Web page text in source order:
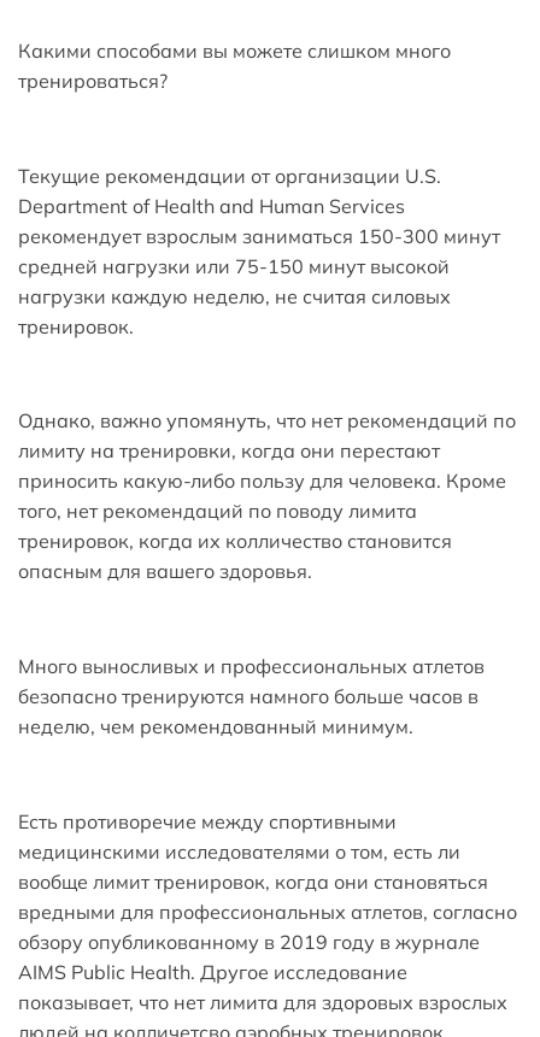
Какими способами вы можете слишком много
тренироваться?
Текущие рекомендации от организации U.S.
Department of Health and Human Services
рекомендует взрослым заниматься 150-300 минут
средней нагрузки или 75-150 минут высокой
нагрузки каждую неделю, не считая силовых
тренировок.
Однако, важно упомянуть, что нет рекомендаций по
лимиту на тренировки, когда они перестают
приносить какую-либо пользу для человека. Кроме
того, нет рекомендаций по поводу лимита
тренировок, когда их колличество становится
опасным для вашего здоровья.
Много выносливых и профессиональных атлетов
безопасно тренируются намного больше часов в
неделю, чем рекомендованный минимум.
Есть противоречие между спортивными
медицинскими исследователями о том, есть ли
вообще лимит тренировок, когда они становяться
вредными для профессиональных атлетов, согласно
обзору опубликованному в 2019 году в журнале
AIMS Public Health. Другое исследование
показывает, что нет лимита для здоровых взрослых
людей на колличетсво аэробных тренировок